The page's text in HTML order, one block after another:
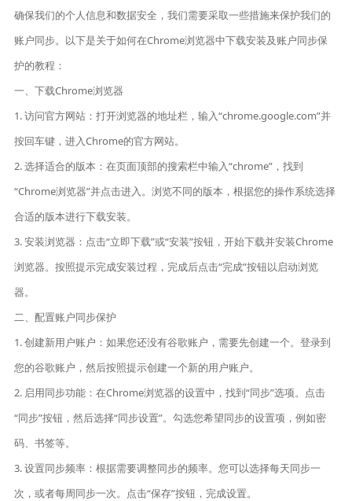
确保我们的个人信息和数据安全，我们需要采取一些措施来保护我们的
账户同步。以下是关于如何在Chrome浏览器中下载安装及账户同步保
护的教程：
一、下载Chrome浏览器
1. 访问官方网站：打开浏览器的地址栏，输入“chrome.google.com”并
按回车键，进入Chrome的官方网站。
2. 选择适合的版本：在页面顶部的搜索栏中输入“chrome”，找到
“Chrome浏览器”并点击进入。浏览不同的版本，根据您的操作系统选择
合适的版本进行下载安装。
3. 安装浏览器：点击“立即下载”或“安装”按钮，开始下载并安装Chrome
浏览器。按照提示完成安装过程，完成后点击“完成”按钮以启动浏览
器。
二、配置账户同步保护
1. 创建新用户账户：如果您还没有谷歌账户，需要先创建一个。登录到
您的谷歌账户，然后按照提示创建一个新的用户账户。
2. 启用同步功能：在Chrome浏览器的设置中，找到“同步”选项。点击
“同步”按钮，然后选择“同步设置”。勾选您希望同步的设置项，例如密
码、书签等。
3. 设置同步频率：根据需要调整同步的频率。您可以选择每天同步一
次，或者每周同步一次。点击“保存”按钮，完成设置。